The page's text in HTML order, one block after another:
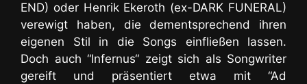
END) oder Henrik Ekeroth (ex-DARK FUNERAL)
verewigt haben, die dementsprechend ihren
eigenen Stil in die Songs einfließen lassen.
Doch auch “Infernus“ zeigt sich als Songwriter
gereift und präsentiert etwa mit “Ad